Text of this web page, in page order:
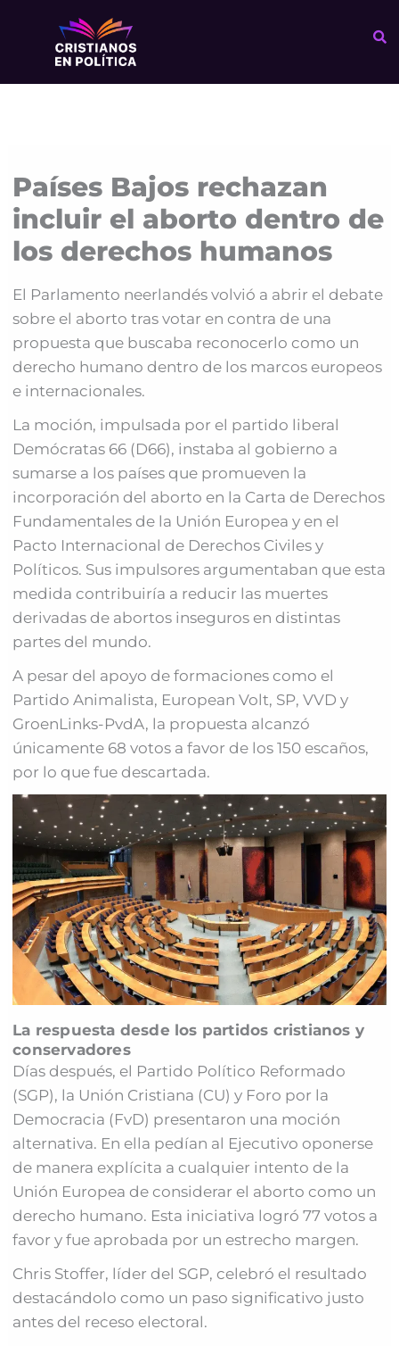
contenido
Países Bajos rechazan
incluir el aborto dentro de
los derechos humanos
El Parlamento neerlandés volvió a abrir el debate
sobre el aborto tras votar en contra de una
propuesta que buscaba reconocerlo como un
derecho humano dentro de los marcos europeos
e internacionales.
La moción, impulsada por el partido liberal
Demócratas 66 (D66), instaba al gobierno a
sumarse a los países que promueven la
incorporación del aborto en la Carta de Derechos
Fundamentales de la Unión Europea y en el
Pacto Internacional de Derechos Civiles y
Políticos. Sus impulsores argumentaban que esta
medida contribuiría a reducir las muertes
derivadas de abortos inseguros en distintas
partes del mundo.
A pesar del apoyo de formaciones como el
Partido Animalista, European Volt, SP, VVD y
GroenLinks-PvdA, la propuesta alcanzó
únicamente 68 votos a favor de los 150 escaños,
por lo que fue descartada.
La respuesta desde los partidos cristianos y
conservadores
Días después, el Partido Político Reformado
(SGP), la Unión Cristiana (CU) y Foro por la
Democracia (FvD) presentaron una moción
alternativa. En ella pedían al Ejecutivo oponerse
de manera explícita a cualquier intento de la
Unión Europea de considerar el aborto como un
derecho humano. Esta iniciativa logró 77 votos a
favor y fue aprobada por un estrecho margen.
Chris Stoffer, líder del SGP, celebró el resultado
destacándolo como un paso significativo justo
antes del receso electoral.